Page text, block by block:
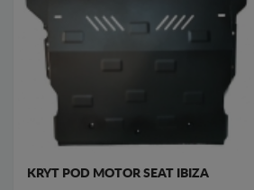
KRYT POD MOTOR SEAT IBIZA